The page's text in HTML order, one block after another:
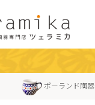
ポーランド陶器